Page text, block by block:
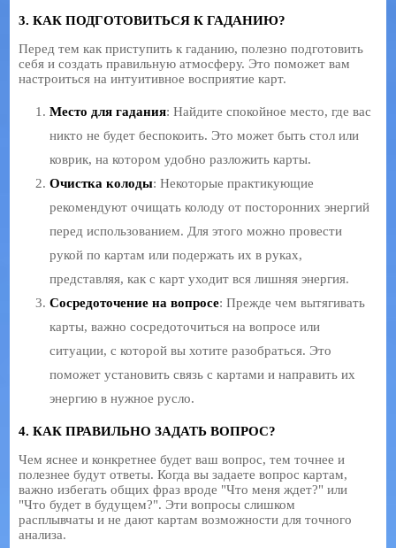
3. КАК ПОДГОТОВИТЬСЯ К ГАДАНИЮ?
Перед тем как приступить к гаданию, полезно подготовить
себя и создать правильную атмосферу. Это поможет вам
настроиться на интуитивное восприятие карт.
Место для гадания: Найдите спокойное место, где вас
никто не будет беспокоить. Это может быть стол или
коврик, на котором удобно разложить карты.
Очистка колоды: Некоторые практикующие
рекомендуют очищать колоду от посторонних энергий
перед использованием. Для этого можно провести
рукой по картам или подержать их в руках,
представляя, как с карт уходит вся лишняя энергия.
Сосредоточение на вопросе: Прежде чем вытягивать
карты, важно сосредоточиться на вопросе или
ситуации, с которой вы хотите разобраться. Это
поможет установить связь с картами и направить их
энергию в нужное русло.
4. КАК ПРАВИЛЬНО ЗАДАТЬ ВОПРОС?
Чем яснее и конкретнее будет ваш вопрос, тем точнее и
полезнее будут ответы. Когда вы задаете вопрос картам,
важно избегать общих фраз вроде "Что меня ждет?" или
"Что будет в будущем?". Эти вопросы слишком
расплывчаты и не дают картам возможности для точного
анализа.